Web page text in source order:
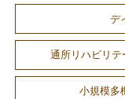
デ
通所リハビリ
小規模多